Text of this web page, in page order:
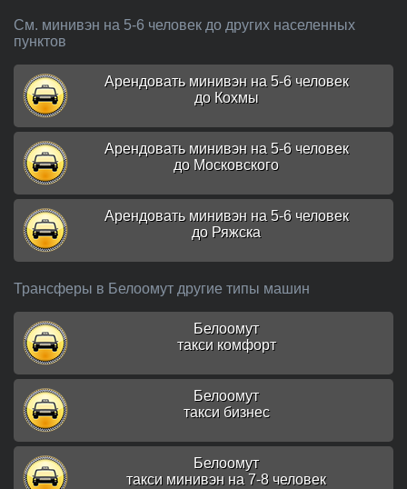
См. минивэн на 5-6 человек до других населенных
пунктов
Арендовать минивэн на 5-6 человек
до Кохмы
Арендовать минивэн на 5-6 человек
до Московского
Арендовать минивэн на 5-6 человек
до Ряжска
Трансферы в Белоомут другие типы машин
Белоомут
такси комфорт
Белоомут
такси бизнес
Белоомут
такси минивэн на 7-8 человек